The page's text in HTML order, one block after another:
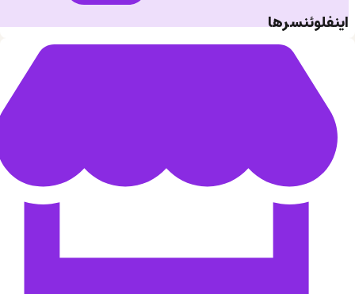
اینفلوئنسرها